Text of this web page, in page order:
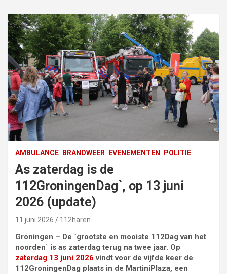
AMBULANCE BRANDWEER EVENEMENTEN POLITIE
As zaterdag is de
112GroningenDag`, op 13 juni
2026 (update)
11 juni 2026 112haren
Groningen – De `grootste en mooiste 112Dag van het
noorden` is as zaterdag terug na twee jaar. Op
zaterdag 13 juni 2026 vindt voor de vijfde keer de
112GroningenDag plaats in de MartiniPlaza, een